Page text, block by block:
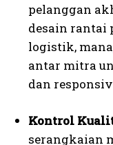
pelanggan
desain rantai
logistik,
antar mitra
dan
Kontrol
serangkaian